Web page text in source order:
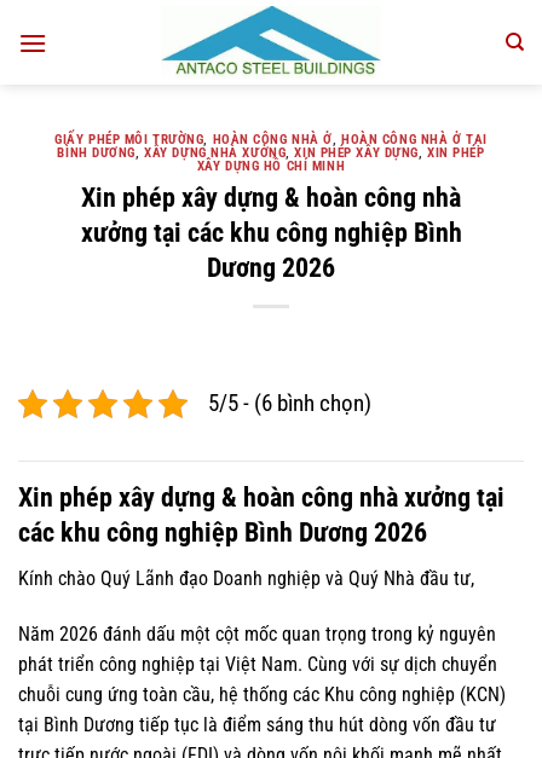
qua
GIẤY PHÉP MÔI TRƯỜNG, HOÀN CÔNG NHÀ Ở,HOÀN CÔNG NHÀ Ở TẠI
BÌNH DƯƠNG,XÂY DỰNG NHÀ XƯỞNG,XIN PHÉP XÂY DỰNG,XIN PHÉP
XÂY DỰNG HỒ CHÍ MINH
Xin phép xây dựng & hoàn công nhà
xưởng tại các khu công nghiệp Bình
Dương 2026
5/5 - (6 bình chọn)
Xin phép xây dựng & hoàn công nhà xưởng tại
các khu công nghiệp Bình Dương 2026
Kính chào Quý Lãnh đạo Doanh nghiệp và Quý Nhà đầu tư,
Năm 2026 đánh dấu một cột mốc quan trọng trong kỷ nguyên
phát triển công nghiệp tại Việt Nam. Cùng với sự dịch chuyển
chuỗi cung ứng toàn cầu, hệ thống các Khu công nghiệp (KCN)
tại Bình Dương tiếp tục là điểm sáng thu hút dòng vốn đầu tư